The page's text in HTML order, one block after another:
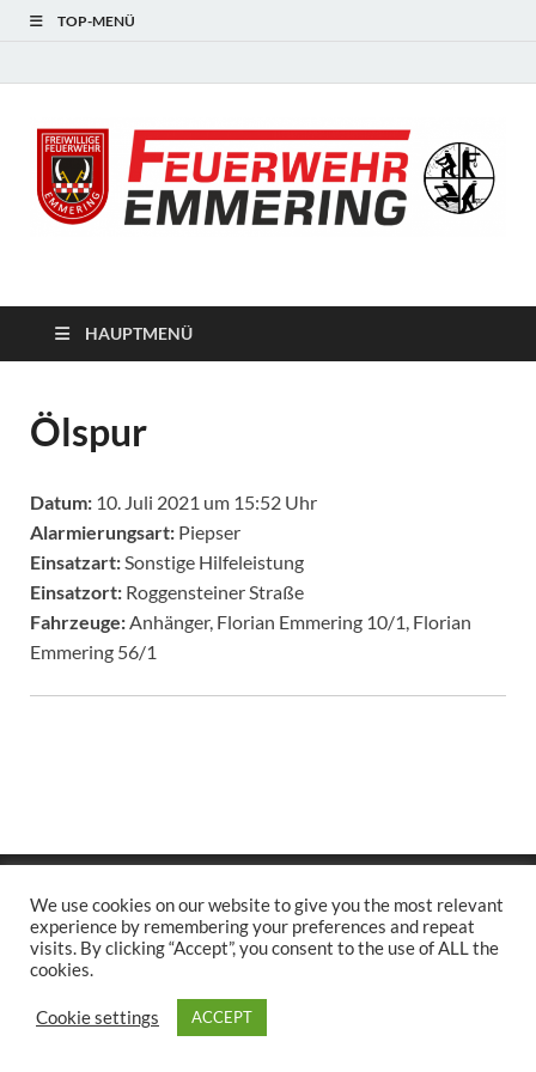
TOP-MENÜ
HAUPTMENÜ
Ölspur
Datum: 10. Juli 2021 um 15:52 Uhr
Alarmierungsart: Piepser
Einsatzart: Sonstige Hilfeleistung
Einsatzort: Roggensteiner Straße
Fahrzeuge: Anhänger, Florian Emmering 10/1, Florian
Emmering 56/1
Stolz präsentiertWordPressundHitMag.
We use cookies on our website to give you the most relevant
experience by remembering your preferences and repeat
visits. By clicking “Accept”, you consent to the use of ALL the
cookies.
Cookie settings ACCEPT